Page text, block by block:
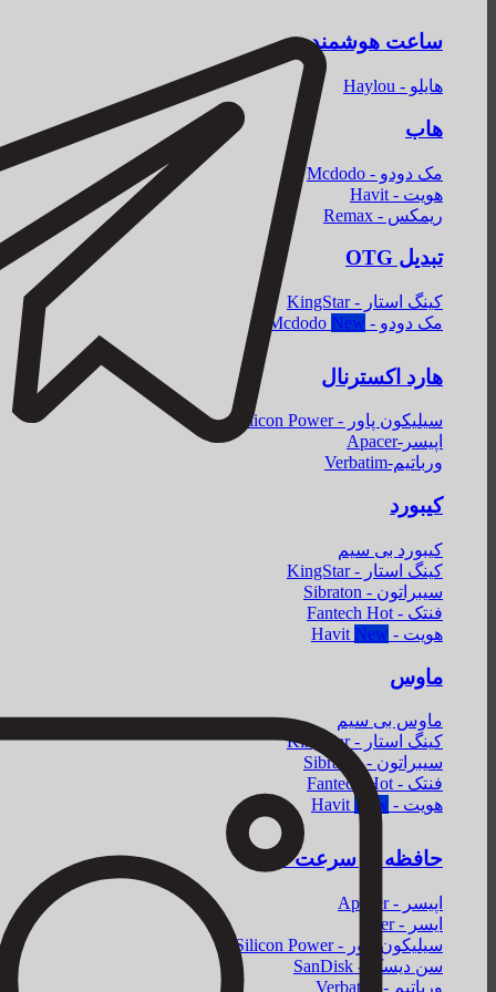
ساعت هوشمند
هایلو - Haylou
هاب
مک دودو - Mcdodo
هویت - Havit
ریمکس - Remax
تبدیل OTG
کینگ استار - KingStar
مک دودو - Mcdodo
هارد اکسترنال
سیلیکون پاور - Silicon Power
اپیسر-Apacer
ورباتیم-Verbatim
کیبورد
کیبورد بی سیم
کینگ استار - KingStar
سیبراتون - Sibraton
فنتک - Fantech
هویت - Havit
ماوس
ماوس بی سیم
کینگ استار - KingStar
سیبراتون - Sibraton
فنتک - Fantech
هویت - Havit
حافظه پر سرعت SSD
اپیسر - Apacer
ایسر - Acer
سیلیکون پاور - Silicon Power
سن دیسک - SanDisk
ورباتیم - Verbatim